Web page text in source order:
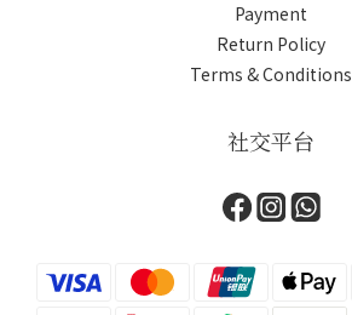
Payment
Return Policy
Terms & Conditions
社交平台